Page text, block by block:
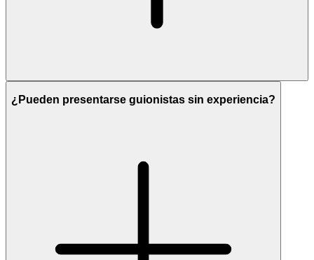
¿Pueden presentarse guionistas sin experiencia?